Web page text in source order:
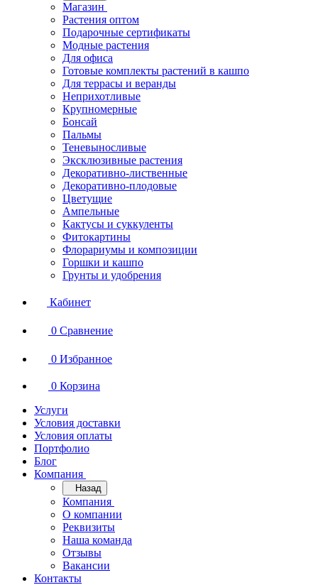
Магазин
Растения оптом
Подарочные сертификаты
Модные растения
Для офиса
Готовые комплекты растений в кашпо
Для террасы и веранды
Неприхотливые
Крупномерные
Бонсай
Пальмы
Теневыносливые
Эксклюзивные растения
Декоративно-лиственные
Декоративно-плодовые
Цветущие
Ампельные
Кактусы и суккуленты
Фитокартины
Флорариумы и композиции
Горшки и кашпо
Грунты и удобрения
Кабинет
0 Сравнение
0 Избранное
0 Корзина
Услуги
Условия доставки
Условия оплаты
Портфолио
Блог
Компания
Назад
Компания
О компании
Реквизиты
Наша команда
Отзывы
Вакансии
Контакты